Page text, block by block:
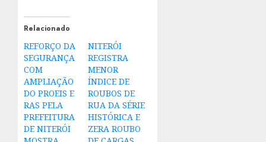
Relacionado
REFORÇO DA
SEGURANÇA
COM
AMPLIAÇÃO
DO PROEIS E
RAS PELA
PREFEITURA
DE NITERÓI
NITERÓI
REGISTRA
MENOR
ÍNDICE DE
ROUBOS DE
RUA DA SÉRIE
HISTÓRICA E
ZERA ROUBO